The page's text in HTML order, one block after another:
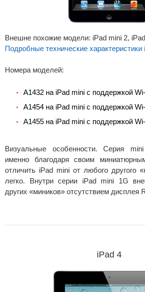
Внешне похожие модели: iPad mini 2,
Подробные технические характеристики
Номера моделей:
A1432 на iPad mini с поддержкой
A1454 на iPad mini с поддержкой
A1455 на iPad mini с поддержкой
Визуальные особенности. Серия
именно благодаря своим
отличить iPad mini от любого другого
легко. Внутри серии iPad mini 1G
других «миников» отсутствием дисплея
iPad 4